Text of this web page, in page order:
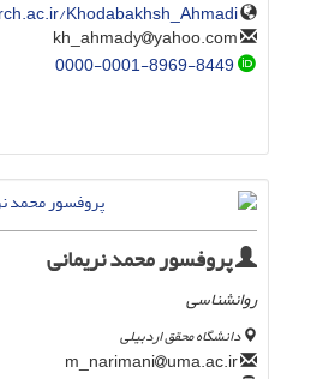
Khodabakhsh_Ahmadi
yahoo.com
0000-0001-8969-8449
پروفسور محمد نریمانی
روانشناسی
دانشگاه محقق اردبیلی
uma.ac.ir